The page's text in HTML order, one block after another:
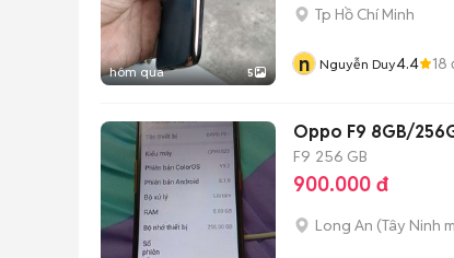
hôm qua 5
Tp Hồ Chí Minh
n Nguyễn Duy4.4 18
Oppo F9 8GB/
F9 256 GB
900.000 đ
Long An (Tây Ninh